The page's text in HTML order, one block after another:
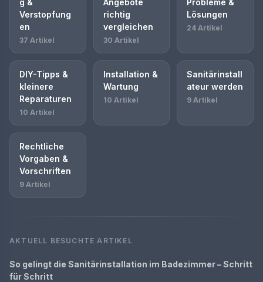
g &
Verstopfung
en
37 Artikel
Angebote
richtig
vergleichen
30 Artikel
Probleme &
Lösungen
24 Artikel
DIY-Tipps &
kleinere
Reparaturen
10 Artikel
Installation &
Wartung
10 Artikel
Sanitärinstall
ateur werden
9 Artikel
Rechtliche
Vorgaben &
Vorschriften
9 Artikel
AKTUELL BESUCHTE ARTIKEL
So gelingt die Sanitärinstallation im Badezimmer – Schritt
für Schritt